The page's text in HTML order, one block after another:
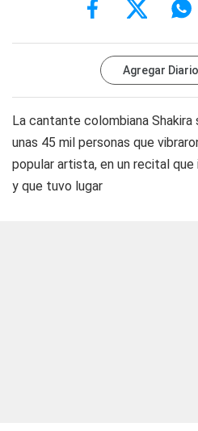
Agregar
La cantante colombiana
unas 45 mil personas que
popular artista, en un recital
y que tuvo lugar